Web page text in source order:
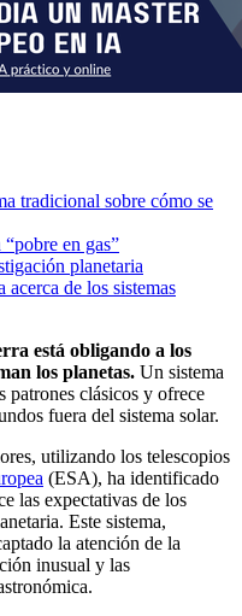
tradicional sobre cómo se
en gas”
planetaria
de los sistemas
está obligando a los
los planetas. Un sistema
patrones clásicos y ofrece
fuera del sistema solar.
utilizando los telescopios
(ESA), ha identificado
las expectativas de los
Este sistema,
la atención de la
inusual y las